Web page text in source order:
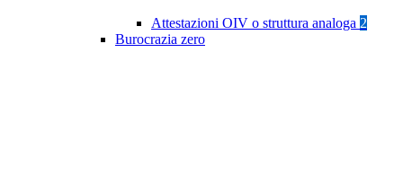
Attestazioni OIV o struttura analoga 2
Burocrazia zero